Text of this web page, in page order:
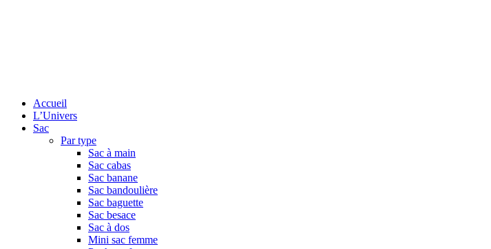
Accueil
L’Univers
Sac
Par type
Sac à main
Sac cabas
Sac banane
Sac bandoulière
Sac baguette
Sac besace
Sac à dos
Mini sac femme